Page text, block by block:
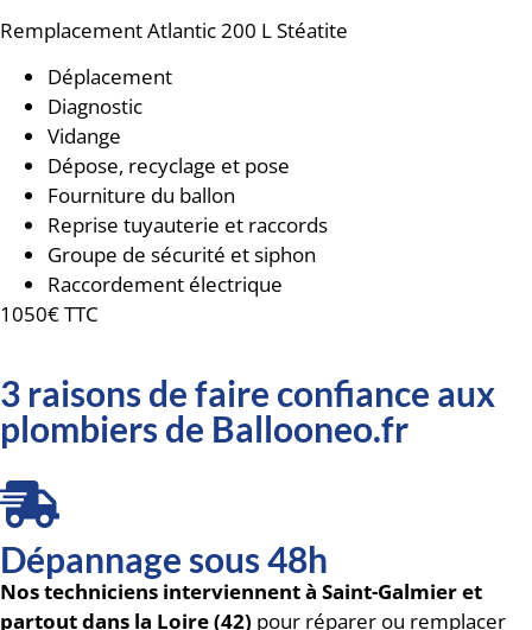
RemplacementAtlantic 200 L Stéatite
Déplacement
Diagnostic
Vidange
Dépose, recyclage et pose
Fourniture du ballon
Reprise tuyauterie et raccords
Groupe de sécurité et siphon
Raccordement électrique
1050€ TTC
3 raisons de faire confiance aux
plombiers de Ballooneo.fr
Dépannage sous 48h
Nos techniciens interviennent à Saint-Galmier et
partout dans la Loire (42) pour réparer ou remplacer